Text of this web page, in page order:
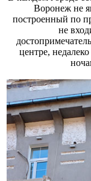
Воронеж не
построенный по
не
центре,